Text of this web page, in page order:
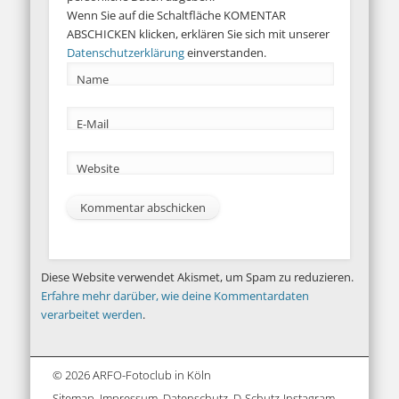
Wenn Sie auf die Schaltfläche KOMENTAR
ABSCHICKEN klicken, erklären Sie sich mit unserer
Datenschutzerklärungeinverstanden.
Name
E-Mail
Website
Diese Website verwendet Akismet, um Spam zu reduzieren.
Erfahre mehr darüber, wie deine Kommentardaten
verarbeitet werden.
© 2026 ARFO-Fotoclub in Köln